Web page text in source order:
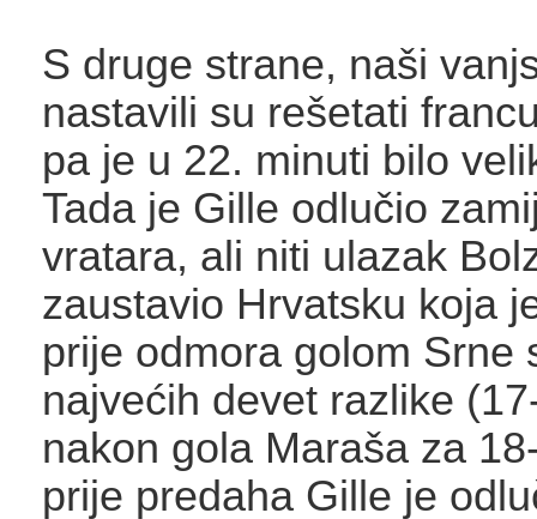
S druge strane, naši
nastavili su rešetati
pa je u 22. minuti bilo
Tada je Gille odlučio
vratara, ali niti ulazak
zaustavio Hrvatsku koja
prije odmora golom Srne
najvećih devet razlike
nakon gola Maraša za
prije predaha Gille je